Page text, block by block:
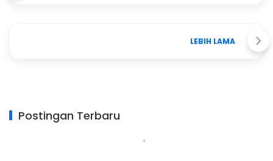
LEBIH LAMA
Postingan Terbaru